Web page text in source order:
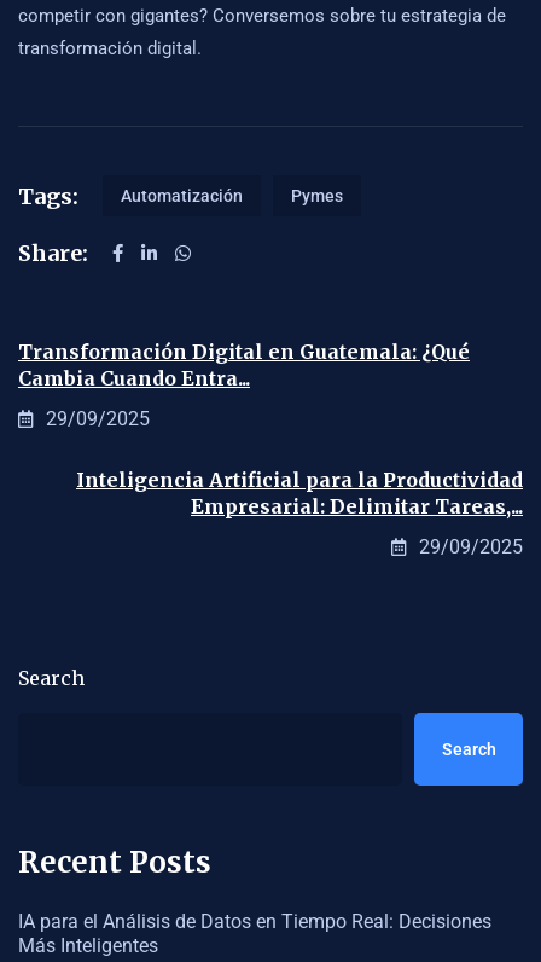
competir con gigantes? Conversemos sobre tu estrategia de
transformación digital.
Tags: Automatización Pymes
Share:
Transformación Digital en Guatemala: ¿Qué
Cambia Cuando Entra...
29/09/2025
Inteligencia Artificial para la Productividad
Empresarial: Delimitar Tareas,...
29/09/2025
Search
Search
Recent Posts
IA para el Análisis de Datos en Tiempo Real: Decisiones
Más Inteligentes